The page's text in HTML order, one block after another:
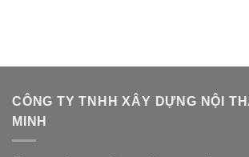
CÔNG TY TNHH XÂY DỰNG NỘI
MINH